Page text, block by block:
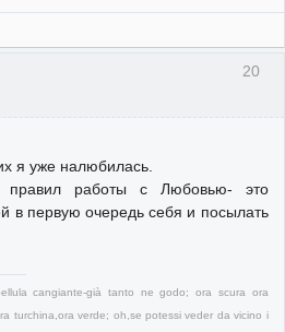
20
я уже налюбилась.
правил работы с Любовью- это
в первую очередь себя и посылать
cangiante-già tanto ne godo; ora scura ora
turchina,ora verde; oh,se potessi veder da vicino i